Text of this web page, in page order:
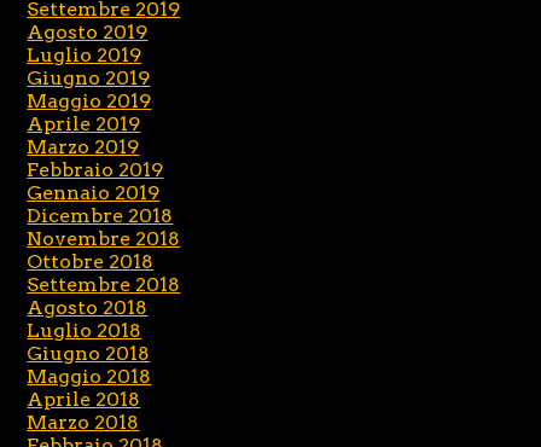
Settembre 2019
Agosto 2019
Luglio 2019
Giugno 2019
Maggio 2019
Aprile 2019
Marzo 2019
Febbraio 2019
Gennaio 2019
Dicembre 2018
Novembre 2018
Ottobre 2018
Settembre 2018
Agosto 2018
Luglio 2018
Giugno 2018
Maggio 2018
Aprile 2018
Marzo 2018